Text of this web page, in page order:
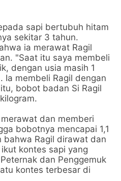
sapi bertubuh hitam
sekitar 3 tahun.
ia merawat Ragil
"Saat itu saya membeli
dengan usia masih 1
Ia membeli Ragil dengan
bobot badan Si Ragil
dan memberi
bobotnya mencapai 1,1
bahwa Ragil dirawat dan
kontes sapi yang
dan Penggemuk
kontes terbesar di